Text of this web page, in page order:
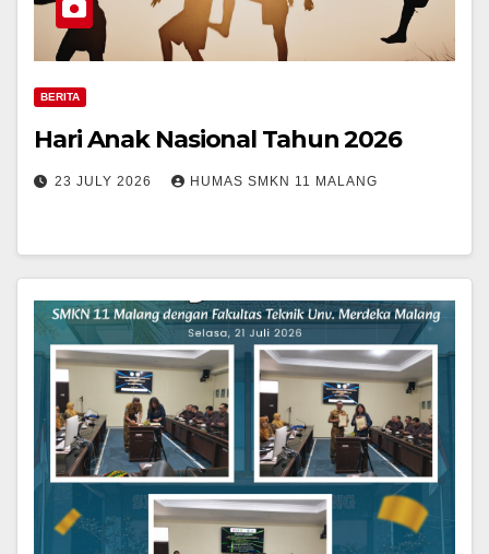
BERITA
Hari Anak Nasional Tahun 2026
23 JULY 2026 HUMAS SMKN 11 MALANG